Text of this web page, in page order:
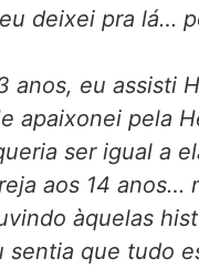
deixei pra lá…
anos, eu assisti
apaixonei pela
ser igual a
aos 14 anos…
àquelas
que tudo